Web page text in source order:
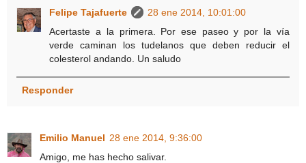
Felipe Tajafuerte
28 ene 2014, 10:01:00
Acertaste a la primera. Por ese paseo y por la vía
verde caminan los tudelanos que deben reducir el
colesterol andando. Un saludo
Responder
Emilio Manuel 28 ene 2014, 9:36:00
Amigo, me has hecho salivar.